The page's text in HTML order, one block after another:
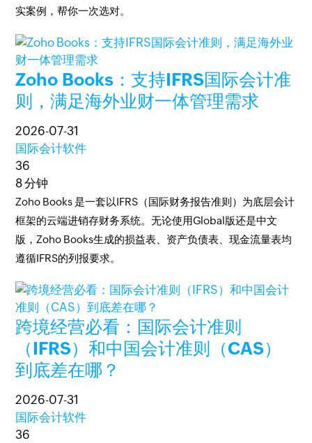
实案例，帮你一次选对。
Zoho Books：支持IFRS国际会计准
则，满足海外业财一体管理需求
2026-07-31
国际会计软件
36
8 分钟
Zoho Books 是一套以IFRS（国际财务报告准则）为底层会计
框架的云端进销存财务系统。无论使用Global版还是中文
版，Zoho Books生成的损益表、资产负债表、现金流量表均
遵循IFRS的列报要求。
跨境经营必看：国际会计准则
（IFRS）和中国会计准则（CAS）
到底差在哪？
2026-07-31
国际会计软件
36